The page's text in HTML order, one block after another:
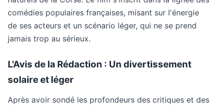
comédies populaires françaises, misant sur l'énergie
de ses acteurs et un scénario léger, qui ne se prend
jamais trop au sérieux.
L'Avis de la Rédaction : Un divertissement
solaire et léger
Après avoir sondé les profondeurs des critiques et des